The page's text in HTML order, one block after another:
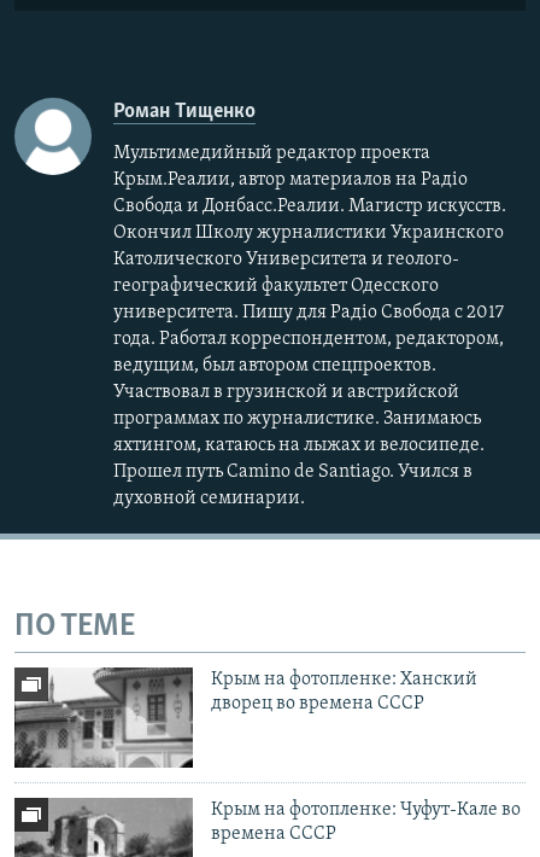
Роман Тищенко
Мультимедийный редактор проекта
Крым.Реалии, автор материалов на Радіо
Свобода и Донбасс.Реалии. Магистр искусств.
Окончил Школу журналистики Украинского
Католического Университета и геолого-
географический факультет Одесского
университета. Пишу для Радіо Свобода с 2017
года. Работал корреспондентом, редактором,
ведущим, был автором спецпроектов.
Участвовал в грузинской и австрийской
программах по журналистике. Занимаюсь
яхтингом, катаюсь на лыжах и велосипеде.
Прошел путь Camino de Santiago. Учился в
духовной семинарии.
ПО ТЕМЕ
Крым на фотопленке: Ханский
дворец во времена СССР
Крым на фотопленке: Чуфут-Кале во
времена СССР